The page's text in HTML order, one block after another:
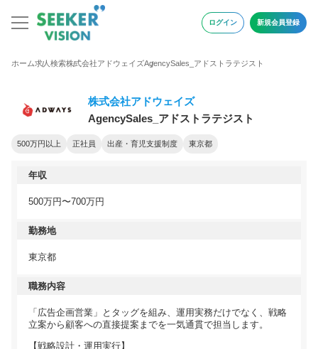
ログイン 新規会員登録
ホーム求人検索株式会社アドウェイズAgencySales_アドストラテジスト
株式会社アドウェイズ
AgencySales_アドストラテジスト
500万円以上 正社員 出産・育児支援制度 東京都
年収
500万円〜700万円
勤務地
東京都
職務内容
「広告企画営業」とタッグを組み、運用実務だけでなく、戦略
立案から顧客への直接提案までを一気通貫で担当します。
【戦略設計・運用実行】